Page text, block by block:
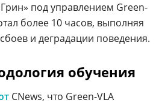
под управлением Green-
более 10 часов, выполняя
и деградации поведения.
обучения
CNews, что Green-VLA